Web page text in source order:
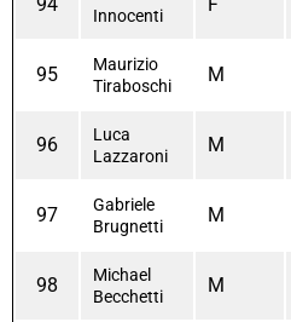
Innocenti
95
Maurizio
Tiraboschi
M
96
Luca
Lazzaroni
M
97
Gabriele
Brugnetti
M
98
Michael
Becchetti
M